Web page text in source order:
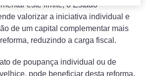
este limite, o Estado
valorizar a iniciativa individual e
de um capital complementar mais
reduzindo a carga fiscal.
de poupança individual ou de
pode beneficiar desta reforma,